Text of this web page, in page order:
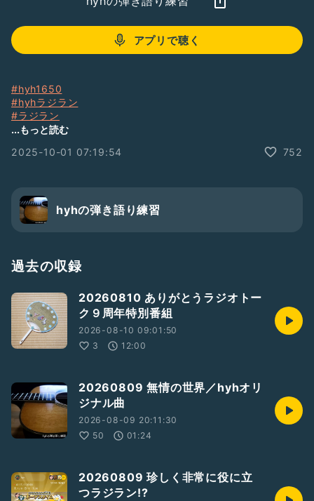
アプリで聴く
#hyh1650
#hyhラジラン
#ラジラン
#ゆるラジラン
#hashuオープニング
#冷凍餃子
#羽つき餃子
#片栗粉
#９月サンクスギフト
#hyhお便りの紹介
#hyhギフトの紹介
#ヒロロさんの番組
#ていくいっといーじー バス釣り配信中‼️
#神の手／ぷぺぽさん
#なっちんさんの番組
#癒しの•*¨*•.¸¸♬︎音なっちん♬
https://radiotalk.jp/program/126937
#🏳️gr*¨*oo.¸¸ve♬*⃝🌾
https://radiotalk.jp/program/155244
...もっと読む
2025-10-01 07:19:54
752
hyhの弾き語り練習
過去の収録
20260810 ありがとうラジオトー
ク９周年特別番組
2026-08-10 09:01:50
3
12:00
20260809 無情の世界／hyhオリ
ジナル曲
2026-08-09 20:11:30
50
01:24
20260809 珍しく非常に役に立
つラジラン!?